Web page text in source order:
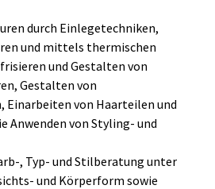
durch Einlegetechniken,
und mittels thermischen
und Gestalten von
Gestalten von
Einarbeiten von Haarteilen und
Anwenden von Styling- und
, Typ- und Stilberatung unter
und Körperform sowie